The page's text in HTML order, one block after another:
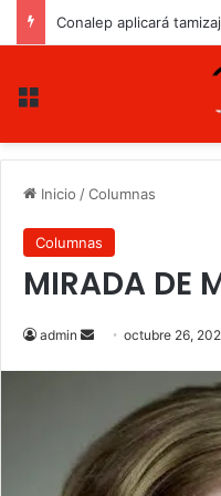
Inicio /Columnas
Columnas
MIRADA DE
admin
a
n
octubre 26,